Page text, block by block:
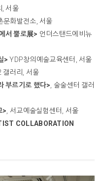
, 서울
문화발전소, 서울
서 뿔로展> 언더스탠드에비뉴
> YDP창의예술교육센터, 서울
갤러리, 서울
부르기로 했다> , 술술센터 갤러
> , 서교예술실험센터, 서울
COLLABORATION